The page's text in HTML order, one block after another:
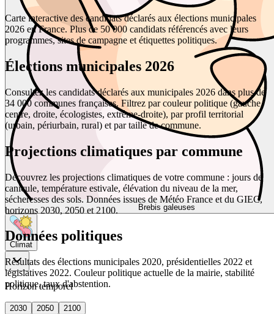
Brebis galeuses
Climat
Horizon temporel
2030 2050
2100
Carte interactive des candidats déclarés aux élections municipales
2026 en France. Plus de 50 000 candidats référencés avec leurs
programmes, sites de campagne et étiquettes politiques.
Élections municipales 2026
Consultez les candidats déclarés aux municipales 2026 dans plus de
34 000 communes françaises. Filtrez par couleur politique (gauche,
centre, droite, écologistes, extrême-droite), par profil territorial
(urbain, périurbain, rural) et par taille de commune.
Projections climatiques par commune
Découvrez les projections climatiques de votre commune : jours de
canicule, température estivale, élévation du niveau de la mer,
sécheresses des sols. Données issues de Météo France et du GIEC,
horizons 2030, 2050 et 2100.
Données politiques
Résultats des élections municipales 2020, présidentielles 2022 et
législatives 2022. Couleur politique actuelle de la mairie, stabilité
politique, taux d'abstention.